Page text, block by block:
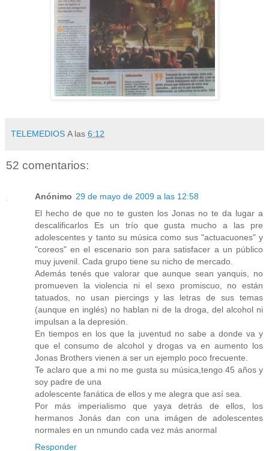
TELEMEDIOS A las 6:12
52 comentarios:
Anónimo 29 de mayo de 2009 a las 12:58
El hecho de que no te gusten los Jonas no te da lugar a
descalificarlos Es un trío que gusta mucho a las pre
adolescentes y tanto su música como sus "actuacuones" y
"coreos" en el escenario son para satisfacer a un público
muy juvenil. Cada grupo tiene su nicho de mercado.
Además tenés que valorar que aunque sean yanquis, no
promueven la violencia ni el sexo promiscuo, no están
tatuados, no usan piercings y las letras de sus temas
(aunque en inglés) no hablan ni de la droga, del alcohol ni
impulsan a la depresión.
En tiempos en los que la juventud no sabe a donde va y
que el consumo de alcohol y drogas va en aumento los
Jonas Brothers vienen a ser un ejemplo poco frecuente.
Te aclaro que a mi no me gusta su música,tengo 45 años y
soy padre de una
adolescente fanática de ellos y me alegra que así sea.
Por más imperialismo que yaya detrás de ellos, los
hermanos Jonás dan con una imágen de adolescentes
normales en un nmundo cada vez más anormal
Responder